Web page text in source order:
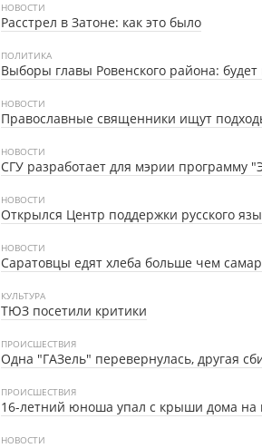
НОВОСТИ
Расстрел в Затоне: как это было
ПОЛИТИКА
Выборы главы Ровенского района: будет
НОВОСТИ
Православные священники ищут
НОВОСТИ
СГУ разработает для мэрии программу
НОВОСТИ
Открылся Центр поддержки русского
НОВОСТИ
Саратовцы едят хлеба больше чем
КУЛЬТУРА
ТЮЗ посетили критики
ПРОИСШЕСТВИЯ
Одна "ГАЗель" перевернулась, другая
ПРОИСШЕСТВИЯ
16-летний юноша упал с крыши дома на
НОВОСТИ